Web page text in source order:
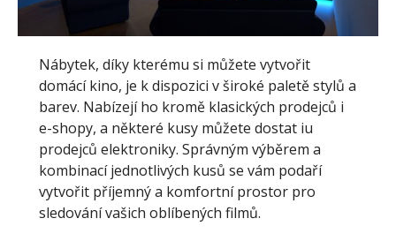
Nábytek, díky kterému si můžete vytvořit
domácí kino, je k dispozici v široké paletě stylů a
barev. Nabízejí ho kromě klasických prodejců i
e-shopy, a některé kusy můžete dostat iu
prodejců elektroniky. Správným výběrem a
kombinací jednotlivých kusů se vám podaří
vytvořit příjemný a komfortní prostor pro
sledování vašich oblíbených filmů.